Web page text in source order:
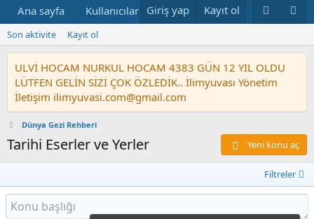
Ana sayfa Kullanıcılar Ulvi Hocanın Konuları
Giriş yap Kayıt ol
Son aktivite Kayıt ol
ULVİ HOCAM NURKUL HOCAM 4383 GÜN 12 YIL OLDU
LÜTFEN GELİN SİZİ ÇOK ÖZLEDİK.. İlimyuvası Yönetim
İletişim ilimyuvasi.com@gmail.com
Dünya Gezi Rehberi
Tarihi Eserler ve Yerler Yeni konu aç
Filtreler